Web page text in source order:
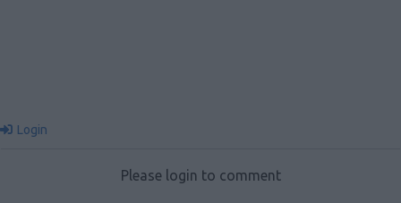
Login
Please login to comment